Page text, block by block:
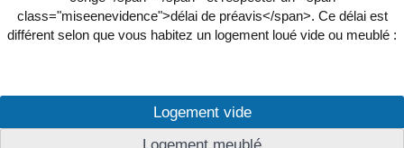
class="miseenevidence">délai de préavis</span>. Ce délai est
différent selon que vous habitez un logement loué vide ou meublé :
Logement vide
Logement meublé